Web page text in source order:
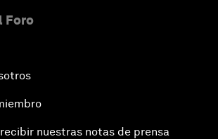
Foro
nuestras notas de prensa